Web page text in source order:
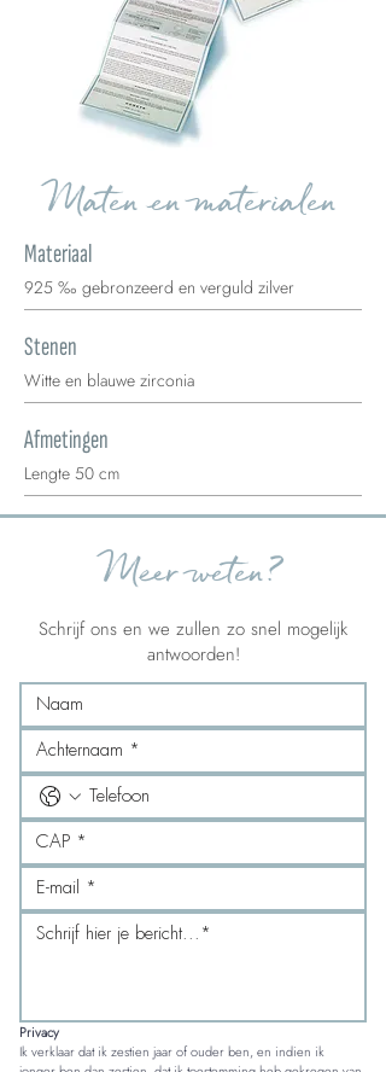
Maten en materialen
Materiaal
925 ‰ gebronzeerd en verguld zilver
Stenen
Witte en blauwe zirconia
Afmetingen
Lengte 50 cm
Meer weten?
Schrijf ons en we zullen zo snel mogelijk
antwoorden!
Privacy
Ik verklaar dat ik zestien jaar of ouder ben, en indien ik